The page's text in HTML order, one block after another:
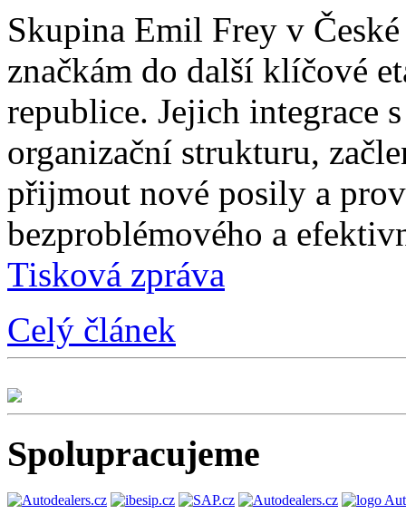
Skupina Emil Frey v
značkám do další klíčové
republice. Jejich integrace
organizační strukturu,
přijmout nové posily a
bezproblémového a
Tisková zpráva
Celý článek
Spolupracujeme